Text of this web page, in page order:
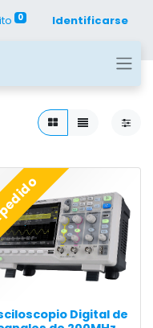
0 Identificarse
Digital de